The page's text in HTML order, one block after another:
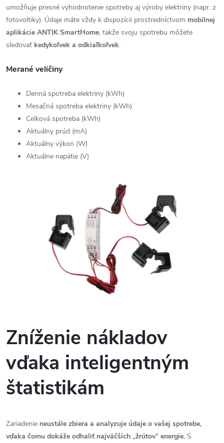
umožňuje presné vyhodnotenie spotreby aj výroby elektriny (napr. z
fotovoltiky). Údaje máte vždy k dispozícii prostredníctvom mobilnej
aplikácie ANTIK SmartHome, takže svoju spotrebu môžete
sledovať kedykoľvek a odkiaľkoľvek.
Merané veličiny
Denná spotreba elektriny (kWh)
Mesačná spotreba elektriny (kWh)
Celková spotreba (kWh)
Aktuálny prúd (mA)
Aktuálny výkon (W)
Aktuálne napätie (V)
Zníženie nákladov
vďaka inteligentným
štatistikám
Zariadenie neustále zbiera a analyzuje údaje o vašej spotrebe,
vďaka čomu dokáže odhaliť najväčších „žrútov“ energie. S